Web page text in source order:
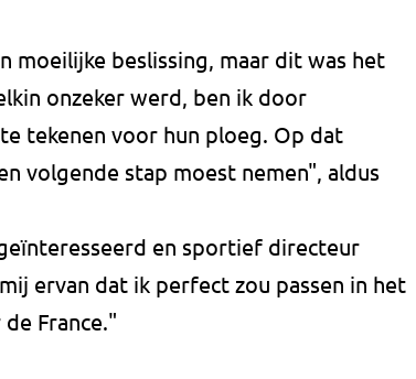
moeilijke beslissing, maar dit was het
onzeker werd, ben ik door
tekenen voor hun ploeg. Op dat
volgende stap moest nemen", aldus
en sportief directeur
ervan dat ik perfect zou passen in het
France."